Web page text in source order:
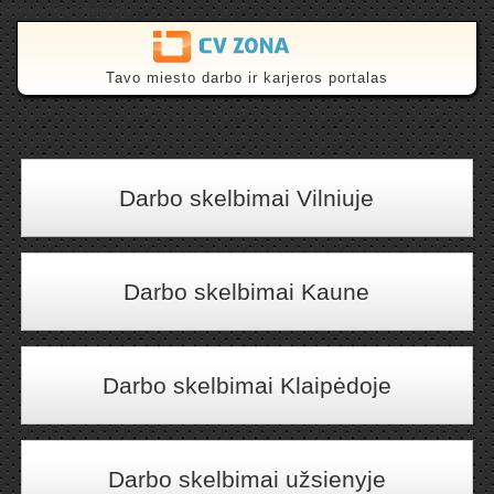
{$this->canonical}
Tavo miesto darbo ir karjeros portalas
Darbo skelbimai Vilniuje
Darbo skelbimai Kaune
Darbo skelbimai Klaipėdoje
Darbo skelbimai užsienyje